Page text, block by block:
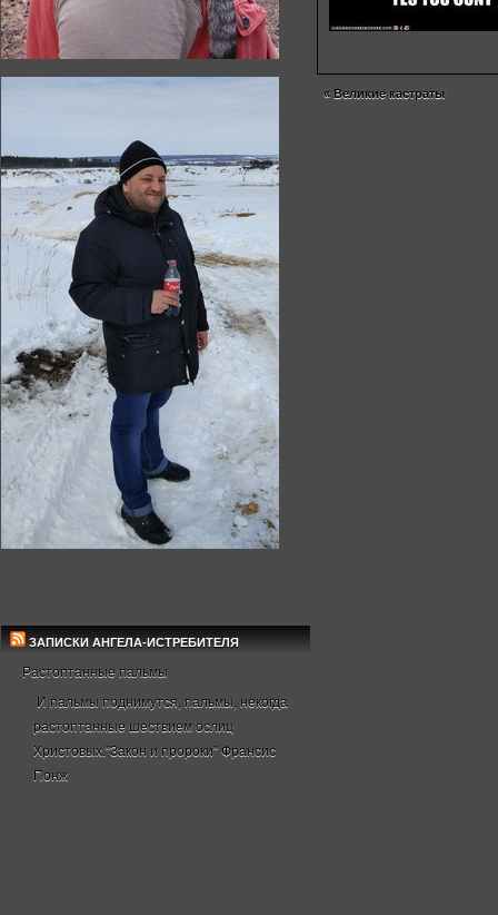
ЗАПИСКИ АНГЕЛА-ИСТРЕБИТЕЛЯ
Растоптанные пальмы
И пальмы поднимутся, пальмы, некогда
растоптанные шествием ослиц
Христовых."Закон и пророки" Франсис
Понж
« Великие кастраты